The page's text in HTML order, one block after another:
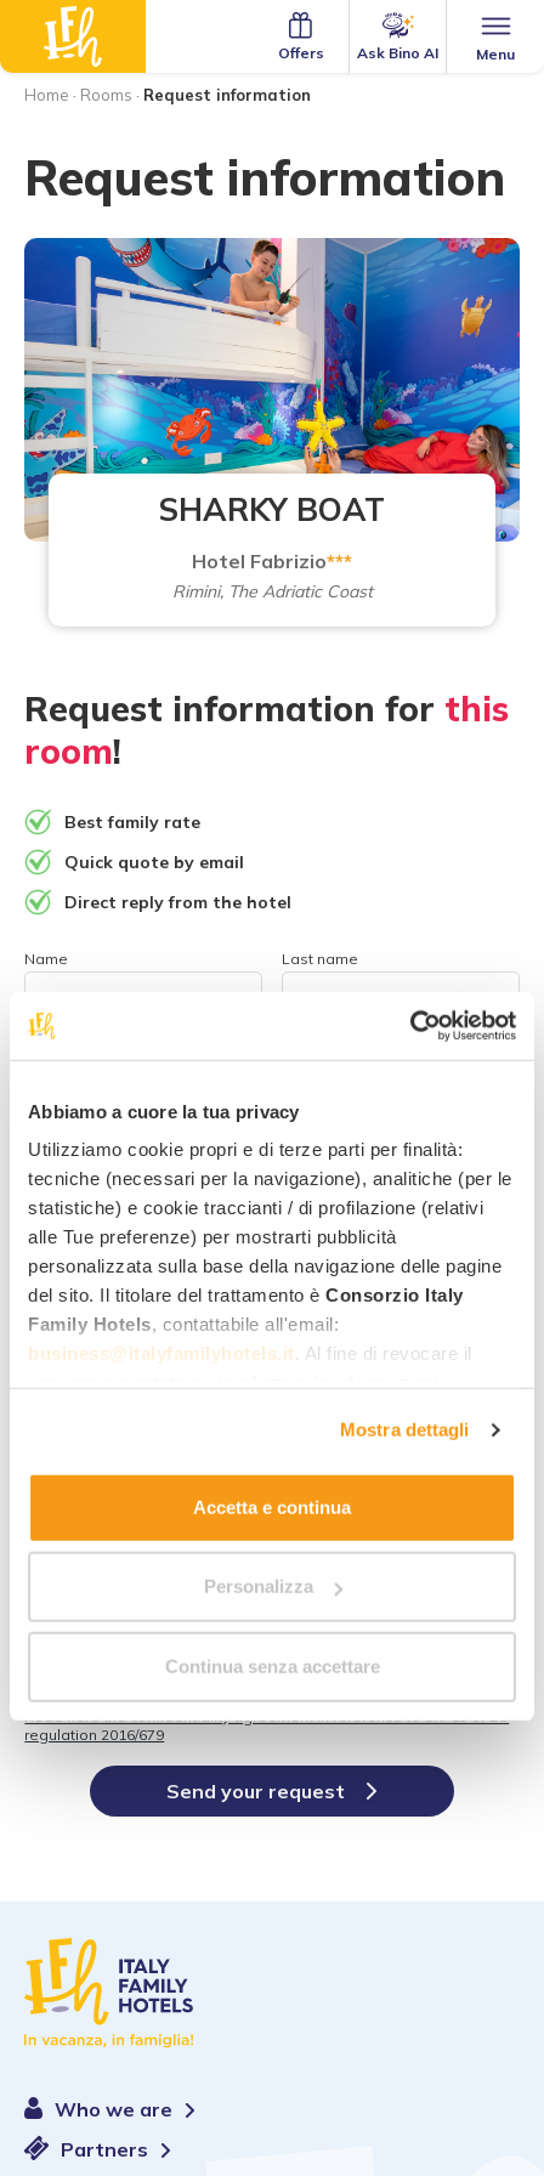
Abbiamo a cuore la tua privacy
Utilizziamo cookie propri e di terze parti per finalità:
tecniche (necessari per la navigazione), analitiche (per le
statistiche) e cookie traccianti / di profilazione (relativi
alle Tue preferenze) per mostrarti pubblicità
personalizzata sulla base della navigazione delle pagine
del sito. Il titolare del trattamento è Consorzio Italy
Family Hotels, contattabile all'email:
business@italyfamilyhotels.it . Al fine di revocare il
. Allo stesso link trovi la nostra informativa
estesa sui cookie.
Mostra dettagli
Accetta e continua
Personalizza
Continua senza accettare
Menu
Ask Bino AI
Offers
Home · Rooms · Request information
Request information
SHARKY BOAT
Hotel Fabrizio***
Rimini, The Adriatic Coast
Request information for this
room!
Best family rate
Quick quote by email
Direct reply from the hotel
Name Last name
Email address
Arrival date Departure date
Room 1:
Add room
No. of pets Country
I agree to receive newsletters and commercial offers fromItaly
Family Hotels Consortium
can unsubscribe whenever I wish from receiving future emails.
Read here the confidentiality agreement in reference to art. 13 of EU
regulation 2016/679
Send your request
Who we are
Partners